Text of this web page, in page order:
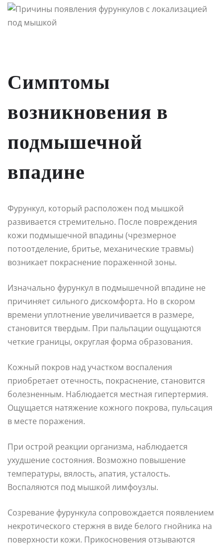
Симптомы
возникновения в
подмышечной
впадине
Фурункул, который расположен под мышкой
развивается стремительно. После повреждения
кожи подмышечной впадины (чрезмерное
потоотделение, бритье, механические травмы)
возникает покраснение пораженной зоны.
Изначально фурункул в подмышечной впадине не
причиняет сильного дискомфорта. Но в скором
времени уплотнение увеличивается в размере,
становится твердым. При пальпации ощущаются
четкие границы, округлая форма образования.
Кожный покров над участком воспаления
приобретает отечность, покраснение, становится
болезненным. Наблюдается местная гипертермия.
Ощущается натяжение кожного покрова, пульсация
в месте поражения.
При острой реакции организма, наблюдается
ухудшение состояния. Возможно повышение
температуры, вялость, апатия, усталость.
Воспаляются под мышкой лимфоузлы.
Созревание фурункула сопровождается появлением
некротического стержня в виде белого гнойника на
поверхности кожи. Прикосновения отзываются